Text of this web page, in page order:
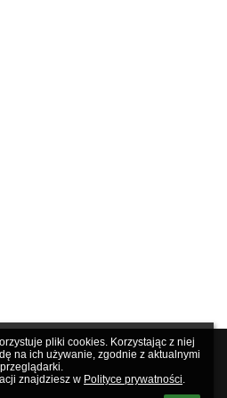
pliki cookies. Korzystając z niej
na ich używanie, zgodnie z aktualnymi
znajdziesz w Polityce prywatności.